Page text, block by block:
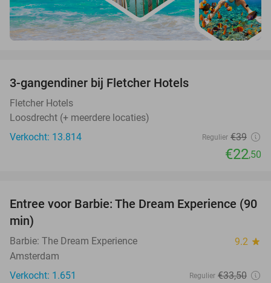
3-gangendiner bij Fletcher Hotels
Fletcher Hotels
Loosdrecht (+ meerdere locaties)
Verkocht: 13.814
Regulier €39
€22,50
30%
Entree voor Barbie: The Dream Experience (90
min)
Barbie: The Dream Experience 9.2 star
Amsterdam
Verkocht: 1.651
Regulier €33,50